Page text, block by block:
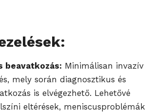
beavatkozás: Minimálisan invazív
mely során diagnosztikus és
is elvégezhető. Lehetővé
eltérések, meniscusproblémák